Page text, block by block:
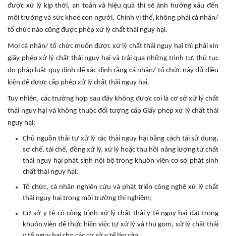
được xử lý kịp thời, an toàn và hiệu quả thì sẽ ảnh hưởng xấu đến
môi trường và sức khoẻ con người. Chính vì thế, không phải cá nhân/
tổ chức nào cũng được phép xử lý chất thải nguy hại.
Mọi cá nhân/ tổ chức muốn được xử lý chất thải nguy hại thì phải xin
giấy phép xử lý chất thải nguy hại và trải qua những trình tự, thủ tục
do pháp luật quy định để xác định rằng cá nhân/ tổ chức này đủ điều
kiện để được cấp phép xử lý chất thải nguy hại.
Tuy nhiên, các trường hợp sau đây không được coi là cơ sở xử lý chất
thải nguy hại và không thuộc đối tượng cấp Giấy phép xử lý chất thải
nguy hại:
Chủ nguồn thải tự xử lý rác thải nguy hại bằng cách tái sử dụng,
sơ chế, tái chế, đồng xử lý, xử lý hoặc thu hồi năng lượng từ chất
thải nguy hại phát sinh nội bộ trong khuôn viên cơ sở phát sinh
chất thải nguy hại;
Tổ chức, cá nhân nghiên cứu và phát triển công nghệ xử lý chất
thải nguy hại trong môi trường thí nghiệm;
Cơ sở y tế có công trình xử lý chất thải y tế nguy hại đặt trong
khuôn viên để thực hiện việc tự xử lý và thu gom, xử lý chất thải